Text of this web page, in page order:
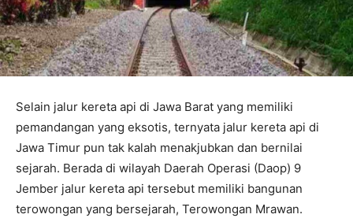
Selain jalur kereta api di Jawa Barat yang memiliki
pemandangan yang eksotis, ternyata jalur kereta api di
Jawa Timur pun tak kalah menakjubkan dan bernilai
sejarah. Berada di wilayah Daerah Operasi (Daop) 9
Jember jalur kereta api tersebut memiliki bangunan
terowongan yang bersejarah, Terowongan Mrawan.